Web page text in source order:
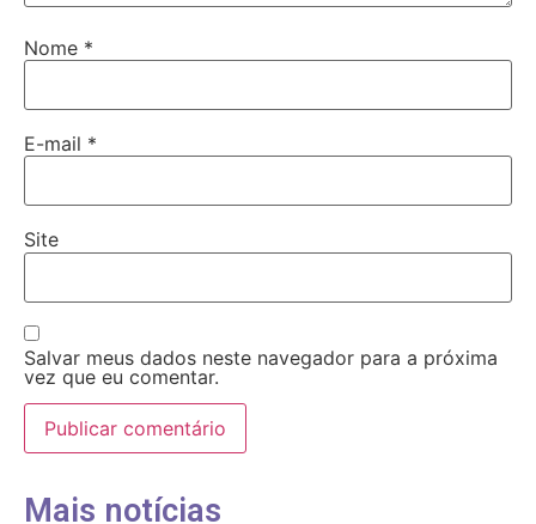
Nome *
E-mail *
Site
Salvar meus dados neste navegador para a próxima
vez que eu comentar.
Mais notícias